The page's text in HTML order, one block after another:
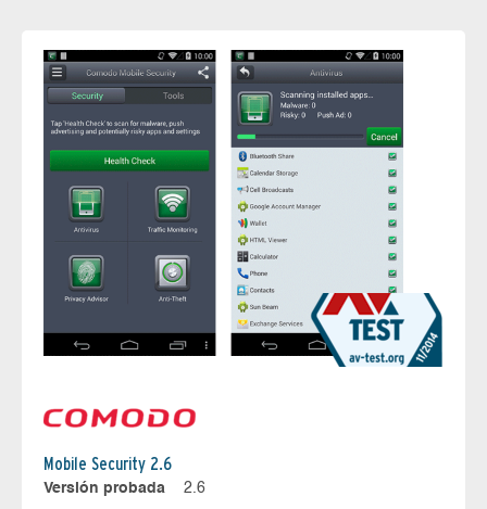
Mobile Security 2.6
Versión probada
2.6